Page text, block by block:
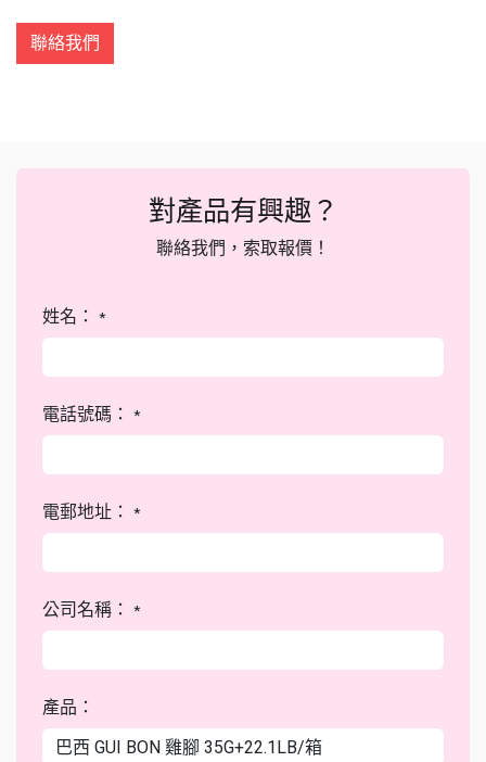
聯絡我們
對產品有興趣？
聯絡我們，索取報價！
姓名： *
電話號碼： *
電郵地址： *
公司名稱： *
產品：